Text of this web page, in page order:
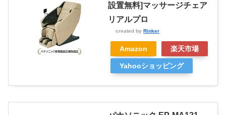
設置無料]マッサージチェア
リアルプロ
created by Rinker
Amazon 楽天市場
Yahooショッピング